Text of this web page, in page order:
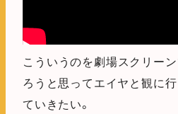
こういうのを劇場スクリー
ろうと思ってエイヤと観に
ていきたい。